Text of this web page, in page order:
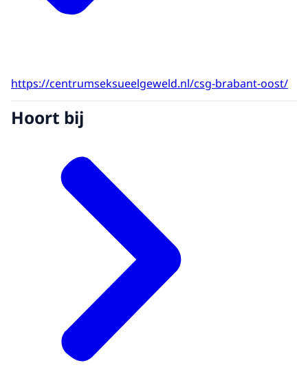
https://centrumseksueelgeweld.nl/csg-brabant-oost/
Hoort bij